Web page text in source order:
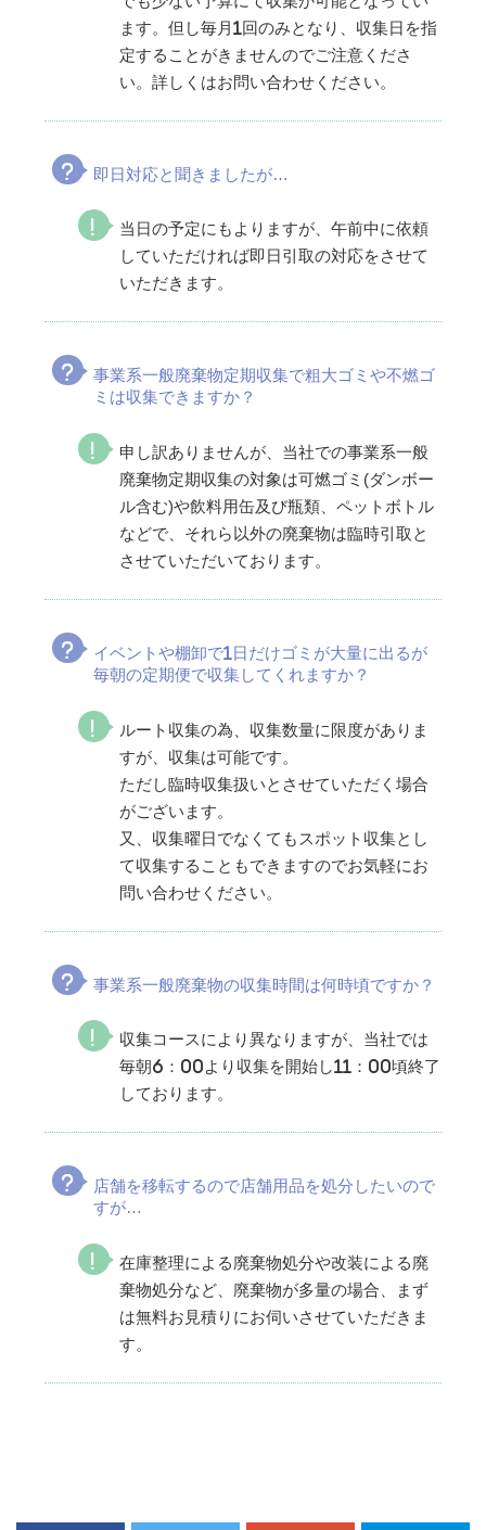
ます。但し毎月1回のみとなり、収集日を指
定することがきませんのでご注意くださ
い。詳しくはお問い合わせください。
即日対応と聞きましたが…
当日の予定にもよりますが、午前中に依頼
していただければ即日引取の対応をさせて
いただきます。
事業系一般廃棄物定期収集で粗大ゴミや不燃ゴ
ミは収集できますか？
申し訳ありませんが、当社での事業系一般
廃棄物定期収集の対象は可燃ゴミ(ダンボー
ル含む)や飲料用缶及び瓶類、ペットボトル
などで、それら以外の廃棄物は臨時引取と
させていただいております。
イベントや棚卸で1日だけゴミが大量に出るが
毎朝の定期便で収集してくれますか？
ルート収集の為、収集数量に限度がありま
すが、収集は可能です。
ただし臨時収集扱いとさせていただく場合
がございます。
又、収集曜日でなくてもスポット収集とし
て収集することもできますのでお気軽にお
問い合わせください。
事業系一般廃棄物の収集時間は何時頃ですか？
収集コースにより異なりますが、当社では
毎朝6：00より収集を開始し11：00頃終了
しております。
店舗を移転するので店舗用品を処分したいので
すが…
在庫整理による廃棄物処分や改装による廃
棄物処分など、廃棄物が多量の場合、まず
は無料お見積りにお伺いさせていただきま
す。